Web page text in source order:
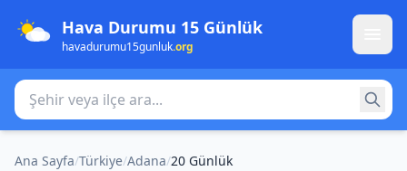
Hava Durumu 15 Günlük
havadurumu15gunluk.org
Şehir veya ilçe ara
Ana Sayfa/Türkiye/Adana/20 Günlük